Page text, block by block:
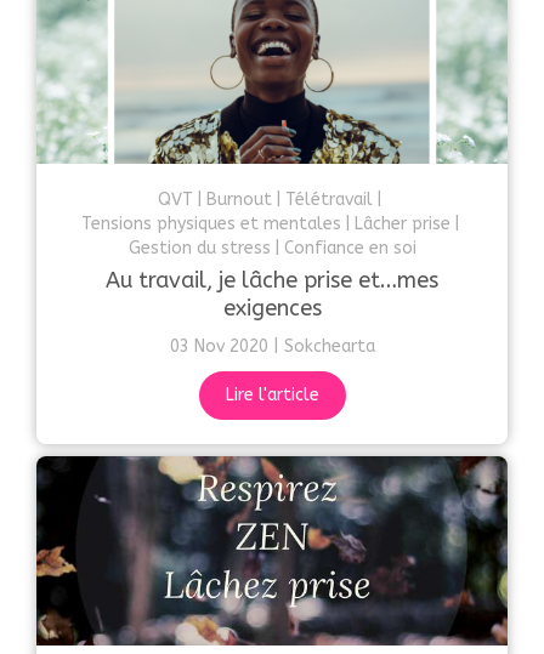
QVT Burnout
Télétravail
Tensions physiques et mentales
Lâcher prise
Gestion du stress
Confiance en soi
Au travail, je lâche prise et…mes
exigences
03 Nov 2020 Sokchearta
Lire l'article